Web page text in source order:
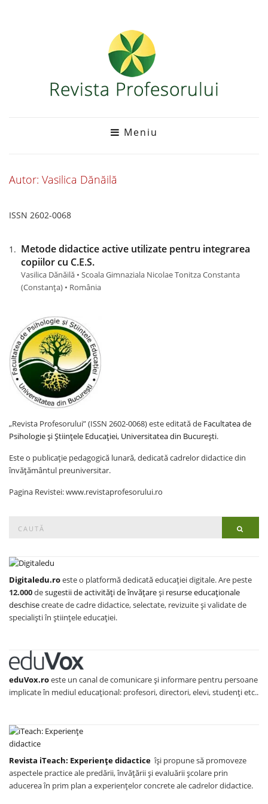
Meniu
Autor: Vasilica Dănăilă
ISSN 2602-0068
Metode didactice active utilizate pentru integrarea
copiilor cu C.E.S.
Vasilica Dănăilă • Scoala Gimnaziala Nicolae Tonitza Constanta
(Constanţa) • România
„Revista Profesorului” (ISSN 2602-0068) este editată de Facultatea de
Psihologie și Științele Educației, Universitatea din București.
Este o publicație pedagogică lunară, dedicată cadrelor didactice din
învățământul preuniversitar.
Pagina Revistei: www.revistaprofesorului.ro
for:
Digitaledu.roeste o platformă dedicată educației digitale. Are peste
12.000desugestii de activități de învățareși resurse educaționale
deschisecreate de cadre didactice, selectate, revizuite și validate de
specialiști în științele educației.
eduVox.roeste un canal de comunicare și informare pentru persoane
implicate în mediul educațional: profesori, directori, elevi, studenți etc..
Revista iTeach: Experienţe didactice îşi propune să promoveze
aspectele practice ale predării, învăţării şi evaluării şcolare prin
aducerea în prim plan a experienţelor concrete ale cadrelor didactice.